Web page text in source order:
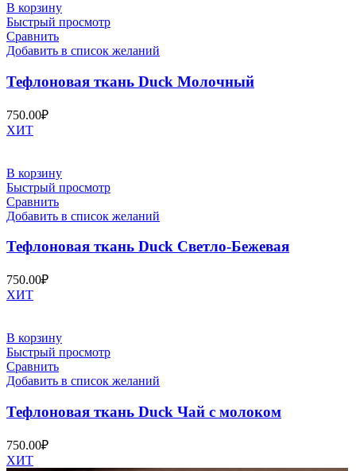
В корзину
Быстрый просмотр
Сравнить
Добавить в список желаний
Тефлоновая ткань Duck Молочный
750.00₽
ХИТ
В корзину
Быстрый просмотр
Сравнить
Добавить в список желаний
Тефлоновая ткань Duck Светло-Бежевая
750.00₽
ХИТ
В корзину
Быстрый просмотр
Сравнить
Добавить в список желаний
Тефлоновая ткань Duck Чай с молоком
750.00₽
ХИТ